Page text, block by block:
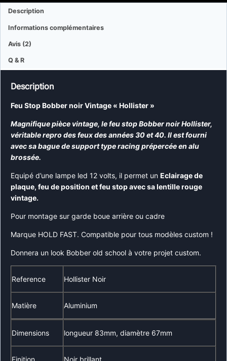
Description
Informations complémentaires
Avis (2)
Q & R
Description
Feu Stop Bobber noir Vintage « Hollister »
Magnifique pièce vintage, le feu stop Bobber noir Hollister,
véritable repro des feux des années 30 et 40. Il est fourni
avec sa bague de support type racing prépercée en alu
brossée.
Equipé d’une lampe led 12 volts, il permet un Eclairage de
plaque, feu de position et feu stop avec sa lentille rouge
vintage.
Pour montage sur garde boue arrière ou cadre
Marque HOLD FAST. Compatible pour tous modèles custom !
Donnera un look Bobber old school à votre projet custom.
Reference Hollister Noir
Matière Aluminium
Dimensions longueur 83mm, diamètre 67mm
Finition Noir brillant